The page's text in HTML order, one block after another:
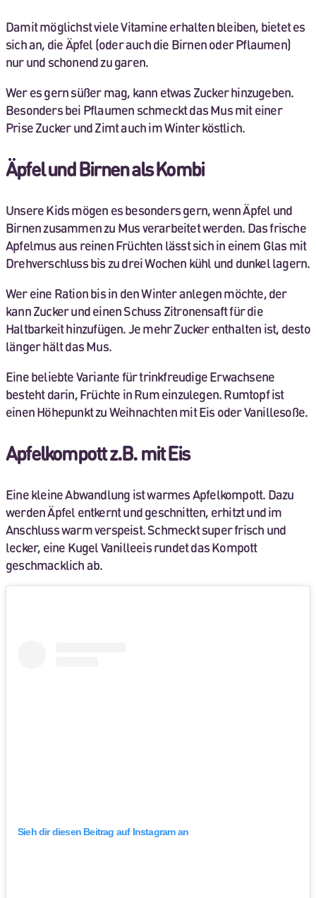
Damit möglichst viele Vitamine erhalten bleiben, bietet es
sich an, die Äpfel (oder auch die Birnen oder Pflaumen)
nur und schonend zu garen.
Wer es gern süßer mag, kann etwas Zucker hinzugeben.
Besonders bei Pflaumen schmeckt das Mus mit einer
Prise Zucker und Zimt auch im Winter köstlich.
Äpfel und Birnen als Kombi
Unsere Kids mögen es besonders gern, wenn Äpfel und
Birnen zusammen zu Mus verarbeitet werden. Das frische
Apfelmus aus reinen Früchten lässt sich in einem Glas mit
Drehverschluss bis zu drei Wochen kühl und dunkel lagern.
Wer eine Ration bis in den Winter anlegen möchte, der
kann Zucker und einen Schuss Zitronensaft für die
Haltbarkeit hinzufügen. Je mehr Zucker enthalten ist, desto
länger hält das Mus.
Eine beliebte Variante für trinkfreudige Erwachsene
besteht darin, Früchte in Rum einzulegen. Rumtopf ist
einen Höhepunkt zu Weihnachten mit Eis oder Vanillesoße.
Apfelkompott z.B. mit Eis
Eine kleine Abwandlung ist warmes Apfelkompott. Dazu
werden Äpfel entkernt und geschnitten, erhitzt und im
Anschluss warm verspeist. Schmeckt super frisch und
lecker, eine Kugel Vanilleeis rundet das Kompott
geschmacklich ab.
Sieh dir diesen Beitrag auf Instagram an